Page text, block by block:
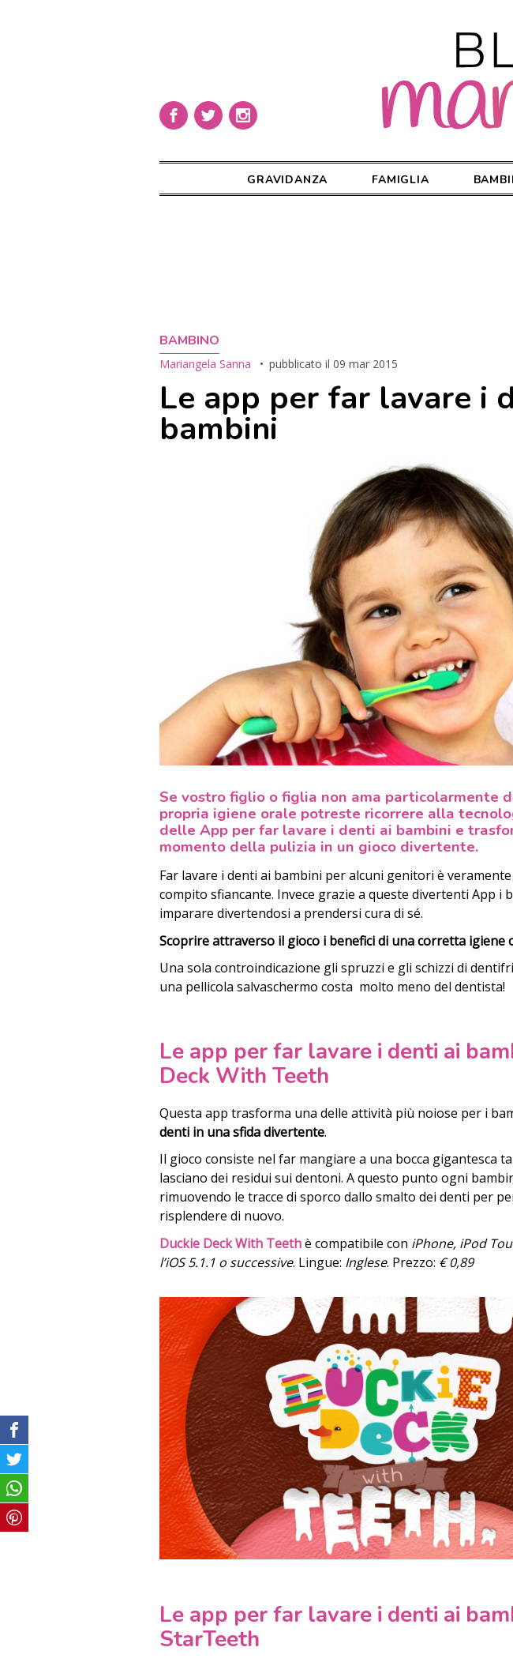
GRAVIDANZA FAMIGLIA
BAMBINO
Mariangela Sanna pubblicato il 09 mar 2015
Le app per far lavare i
bambini
Se vostro figlio o figlia non ama particolarmente
propria igiene orale potreste ricorrere alla
delle App per far lavare i denti ai bambini e
momento della pulizia in un gioco divertente.
Far lavare i denti ai bambini per alcuni genitori è
compito sfiancante. Invece grazie a queste divertenti App i
imparare divertendosi a prendersi cura di sé.
Scoprire attraverso il gioco i benefici di una corretta igiene
Una sola controindicazione gli spruzzi e gli schizzi di
una pellicola salvaschermo costa molto meno del dentista!
Le app per far lavare i denti ai
Deck With Teeth
Questa app trasforma una delle attività più noiose per i
denti in una sfida divertente.
Il gioco consiste nel far mangiare a una bocca gigantesca
lasciano dei residui sui dentoni. A questo punto ogni
rimuovendo le tracce di sporco dallo smalto dei denti per
risplendere di nuovo.
Duckie Deck With Teethè compatibile con iPhone, iPod
l’iOS 5.1.1 o successive. Lingue: Inglese. Prezzo: € 0,89
Le app per far lavare i denti ai
StarTeeth